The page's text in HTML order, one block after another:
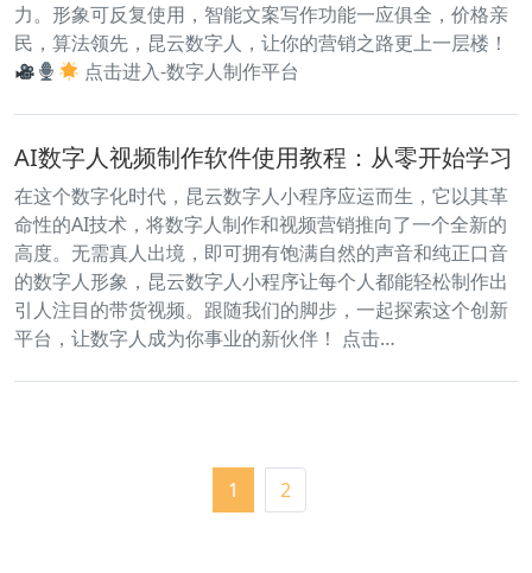
力。形象可反复使用，智能文案写作功能一应俱全，价格亲
民，算法领先，昆云数字人，让你的营销之路更上一层楼！
点击进入-数字人制作平台
AI数字人视频制作软件使用教程：从零开始学习
在这个数字化时代，昆云数字人小程序应运而生，它以其革
命性的AI技术，将数字人制作和视频营销推向了一个全新的
高度。无需真人出境，即可拥有饱满自然的声音和纯正口音
的数字人形象，昆云数字人小程序让每个人都能轻松制作出
引人注目的带货视频。跟随我们的脚步，一起探索这个创新
平台，让数字人成为你事业的新伙伴！ 点击…
1 2